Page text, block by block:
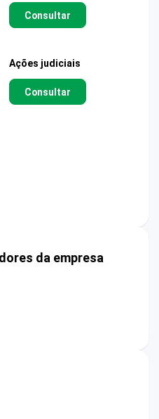
Consultar
Ações judiciais
Consultar
da empresa